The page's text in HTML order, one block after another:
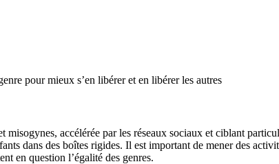
pour mieux s’en libérer et en libérer les autres
misogynes, accélérée par les réseaux sociaux et ciblant
dans des boîtes rigides. Il est important de mener des
en question l’égalité des genres.